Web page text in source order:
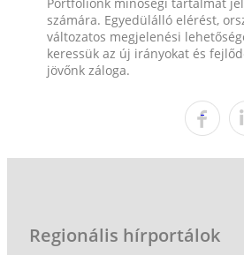
számára. Egyedülálló elérést,
változatos megjelenési
keressük az új irányokat és
jövőnk záloga.
Regionális hírportálok